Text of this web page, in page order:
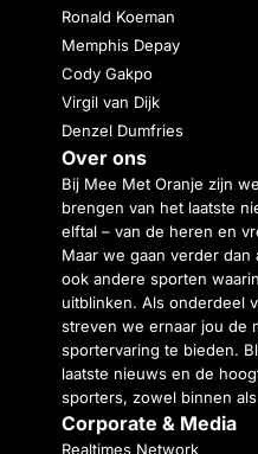
Ronald Koeman
Memphis Depay
Cody Gakpo
Virgil van Dijk
Denzel Dumfries
Over ons
Bij Mee Met Oranje zijn
brengen van het laatste
elftal – van de heren en
Maar we gaan verder
ook andere sporten
uitblinken. Als onderdeel
streven we ernaar jou de
sportervaring te bieden.
laatste nieuws en de
sporters, zowel binnen
Corporate & Media
Realtimes Network